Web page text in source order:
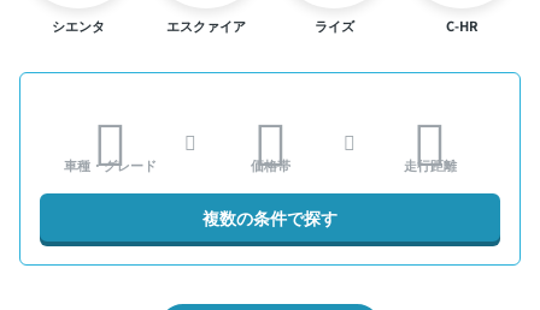
シエンタ エスクァイア ライズ C-HR
車種・グレード 価格帯 走行距離
複数の条件で探す